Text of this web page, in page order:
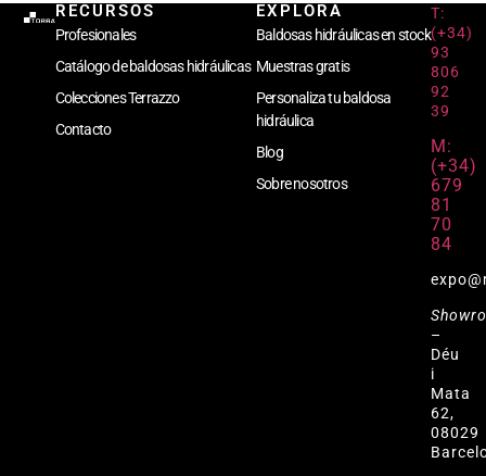
RECURSOS
Profesionales
Catálogo de baldosas hidráulicas
Colecciones Terrazzo
Contacto
EXPLORA
Baldosas hidráulicas en stock
Muestras gratis
Personaliza tu baldosa
hidráulica
Blog
Sobre nosotros
T:
(+34)
93
806
92
39
M:
(+34)
679
81
70
84
–
Déu
i
Mata
62,
08029